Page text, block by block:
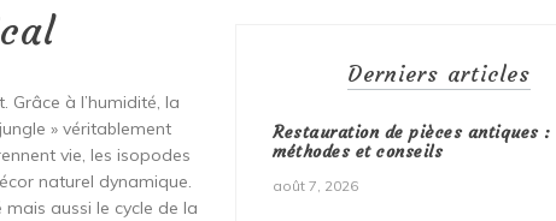
Grâce à l’humidité, la
» véritablement
vie, les isopodes
naturel dynamique.
aussi le cycle de la
Derniers articles
Restauration de pièces antiques :
méthodes et conseils
août 7, 2026